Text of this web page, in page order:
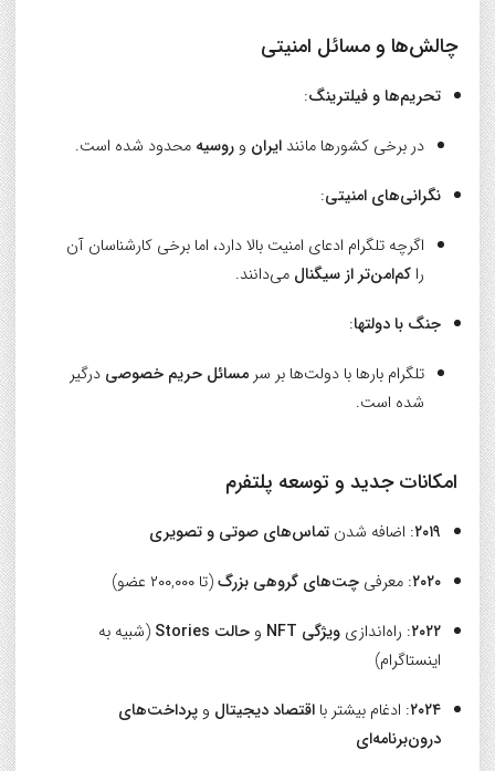
چالش‌ها و مسائل امنیتی
تحریم‌ها و فیلترینگ:
در برخی کشورها مانند ایران و روسیه محدود شده است.
نگرانی‌های امنیتی:
اگرچه تلگرام ادعای امنیت بالا دارد، اما برخی کارشناسان آن
راکم‌امن‌تر از سیگنال می‌دانند.
جنگ با دولتها:
تلگرام بارها با دولت‌ها بر سر مسائل حریم خصوصی درگیر
شده است.
امکانات جدید و توسعه پلتفرم
۲۰۱۹: اضافه شدن تماس‌های صوتی و تصویری
۲۰۲۰: معرفی چت‌های گروهی بزرگ(تا ۲۰۰,۰۰۰ عضو)
۲۰۲۲: راه‌اندازی ویژگی NFT و حالت Stories
(شبیه به
اینستاگرام)
۲۰۲۴: ادغام بیشتر با اقتصاد دیجیتال و پرداخت‌های
درون‌برنامه‌ای